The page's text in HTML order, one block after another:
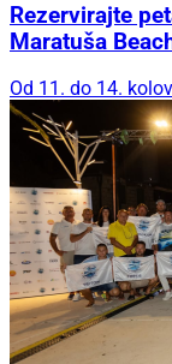
Rezervirajte
Maratuša
Od 11. do 14.